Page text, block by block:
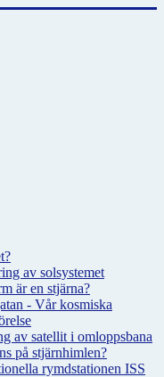
av solsystemet
är en stjärna?
- Vår kosmiska
av satellit i omloppsbana
på stjärnhimlen?
rymdstationen ISS